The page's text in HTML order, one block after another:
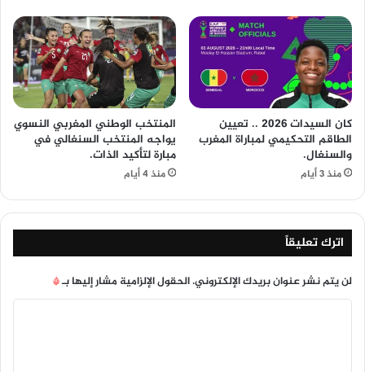
كان السيدات 2026 .. تعيين
الطاقم التحكيمي لمباراة المغرب
والسنغال.
منذ 3 أيام
المنتخب الوطني المغربي النسوي
يواجه المنتخب السنغالي في
مبارة لتأكيد الذات.
منذ 4 أيام
اترك تعليقاً
لن يتم نشر عنوان بريدك الإلكتروني.الحقول الإلزامية مشار إليها بـ*